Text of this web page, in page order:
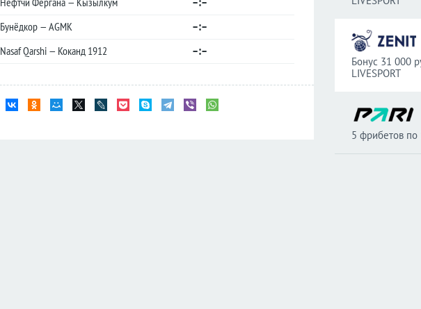
Бунёдкор — AGMK –:–
Nasaf Qarshi — Коканд 1912 –:–
Бонус 31 000
LIVESPORT
5 фрибетов по